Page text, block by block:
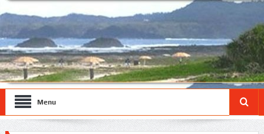
Menu